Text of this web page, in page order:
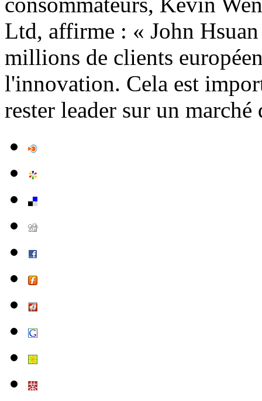
Ltd, affirme : « John Hsuan
millions de clients
l'innovation. Cela est
rester leader sur un